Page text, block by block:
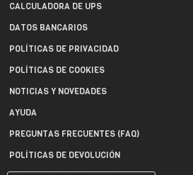
CALCULADORA DE UPS
DATOS BANCARIOS
POLÍTICAS DE PRIVACIDAD
POLÍTICAS DE COOKIES
NOTICIAS Y NOVEDADES
AYUDA
PREGUNTAS FRECUENTES (FAQ)
POLÍTICAS DE DEVOLUCIÓN